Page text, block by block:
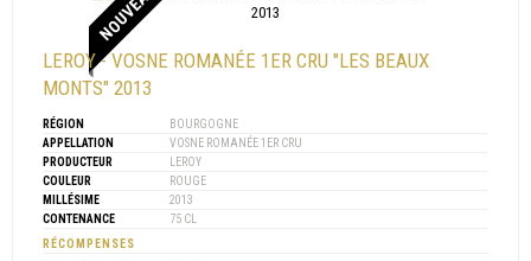
LEROY - VOSNE ROMANÉE 1ER CRU "LES BEAUX
MONTS" 2013
RÉGION
BOURGOGNE
APPELLATION
VOSNE ROMANÉE 1ER CRU
PRODUCTEUR
LEROY
COULEUR
ROUGE
MILLÉSIME
2013
CONTENANCE
75 CL
RÉCOMPENSES